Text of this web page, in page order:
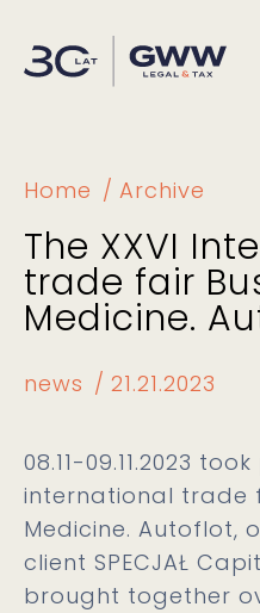
Home Archive
The XXVI
trade fair
Medicine.
news 21.21.2023
08.11-09.11.2023
international trade
Medicine. Autoflot,
client SPECJAŁ
brought together